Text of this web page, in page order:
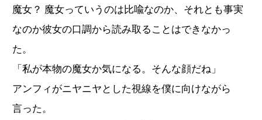
魔女？ 魔女っていうのは比喩なのか、それとも事実
なのか彼女の口調から読み取ることはできなかっ
た。
「私が本物の魔女か気になる。そんな顔だね」
アンフィがニヤニヤとした視線を僕に向けながら
言った。